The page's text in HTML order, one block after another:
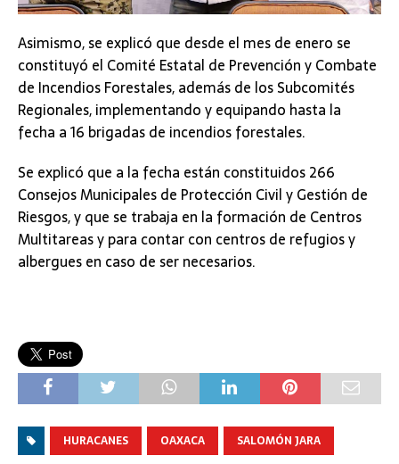
Asimismo, se explicó que desde el mes de enero se
constituyó el Comité Estatal de Prevención y Combate
de Incendios Forestales, además de los Subcomités
Regionales, implementando y equipando hasta la
fecha a 16 brigadas de incendios forestales.
Se explicó que a la fecha están constituidos 266
Consejos Municipales de Protección Civil y Gestión de
Riesgos, y que se trabaja en la formación de Centros
Multitareas y para contar con centros de refugios y
albergues en caso de ser necesarios.
HURACANES OAXACA SALOMÓN JARA